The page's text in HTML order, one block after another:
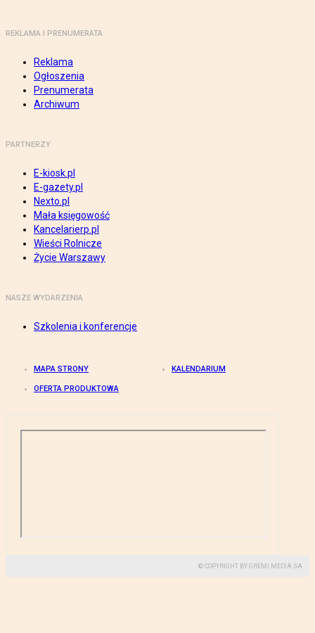
REKLAMA I PRENUMERATA
Reklama
Ogłoszenia
Prenumerata
Archiwum
PARTNERZY
E-kiosk.pl
E-gazety.pl
Nexto.pl
Mała księgowość
Kancelarierp.pl
Wieści Rolnicze
Życie Warszawy
NASZE WYDARZENIA
Szkolenia i konferencje
MAPA STRONY KALENDARIUM
OFERTA PRODUKTOWA
© COPYRIGHT BY GREMI MEDIA SA